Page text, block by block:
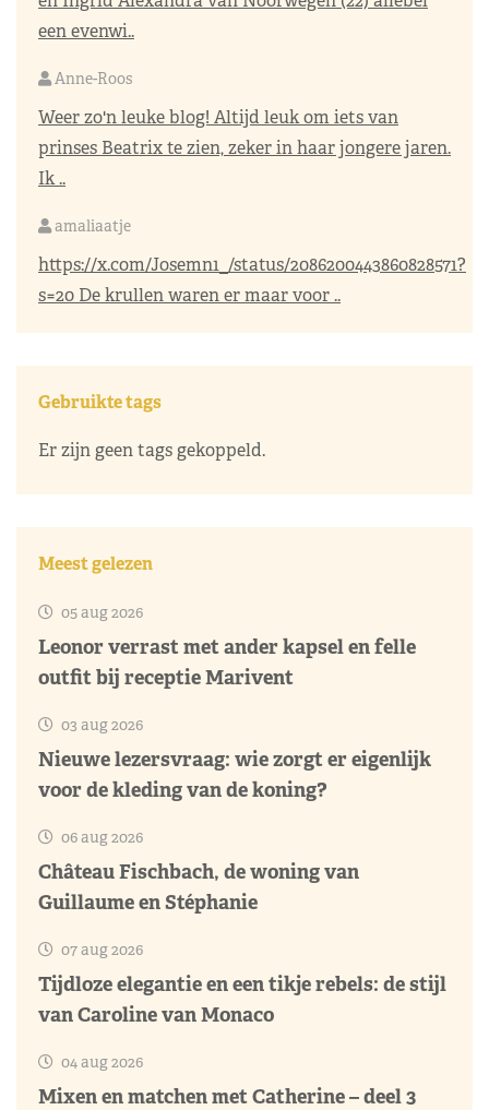
een evenwi..
Anne-Roos
Weer zo'n leuke blog! Altijd leuk om iets van
prinses Beatrix te zien, zeker in haar jongere jaren.
Ik ..
amaliaatje
https://x.com/Josemn1_/status/2086200443860828571?
s=20 De krullen waren er maar voor ..
Gebruikte tags
Er zijn geen tags gekoppeld.
Meest gelezen
05 aug 2026
Leonor verrast met ander kapsel en felle
outfit bij receptie Marivent
03 aug 2026
Nieuwe lezersvraag: wie zorgt er eigenlijk
voor de kleding van de koning?
06 aug 2026
Château Fischbach, de woning van
Guillaume en Stéphanie
07 aug 2026
Tijdloze elegantie en een tikje rebels: de stijl
van Caroline van Monaco
04 aug 2026
Mixen en matchen met Catherine – deel 3